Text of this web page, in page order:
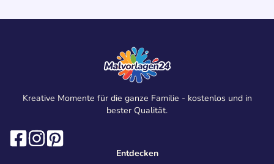
Kreative Momente für die ganze Familie - kostenlos und in
bester Qualität.
Entdecken